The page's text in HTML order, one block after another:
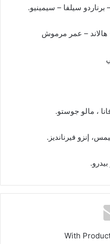
سيلفا – سيمينيو.
هالاند – عمر مرموش
، مالو جوستو.
إنزو فيرنانديز.
With